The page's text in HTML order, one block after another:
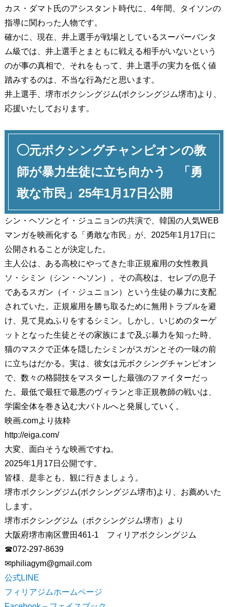
カス・ダマト氏のアシスタント時代に、4年間、タイソンの
指導に関わった人物です。
確かに、現在、井上選手が戦場としているスーパーバンタ
ム級では、井上選手とまともに戦える相手がいないという
のが事の真相で、それをもって、井上選手の実力を低く値
踏みするのは、不当な行為だと思います。
井上選手、堺市ボクシングジム(ボクシングジム堺市)より、
応援いたしております。
◯元ボクシングチャンピオンの教
師が暴力生徒に立ち向かう 「勇
敢な市民」25年1月17日公開
シン・ヘソンとイ・ジュニョンの共演で、韓国の人気WEB
マンガを映画化する「勇敢な市民」が、2025年1月17日に
公開されることが決定した。
主人公は、ある高校にやってきた非正規雇用の女性教員
ソ・シミン（シン・ヘソン）。その高校は、セレブの息子
であるスガン（イ・ジュニョン）という生徒の暴力に支配
されていた。正規雇用を勝ち取るために無用トラブルを避
け、見て見ぬふりをするシミン。しかし、いじめのターゲ
ットとなった生徒とその家族にまで及ぶ暴力を知った時、
猫のマスクで正体を隠したシミンがスガンとその一味の前
に立ちはだかる。実は、彼女は元ボクシングチャンピオン
で、数々の格闘技をマスターした最強のファイターだっ
た。最低で最狂で最悪のヴィランと非正規教師の戦いは、
学園全体を巻き込む大バトルへと発展していく。
映画.comより抜粋
http://eiga.com/
大変、面白そうな映画ですね。
2025年1月17日公開です。
皆様、是非とも、観に行きましょう。
堺市ボクシングジム(ボクシングジム堺市)より、お薦めいた
します。
堺市ボクシングジム（ボクシングジム堺市）より
大阪府堺市南区豊田461-1 フィリアボクシングジム
☎072-297-8639
✉︎philiagym@gmail.com
公式LINE
フィリアジムホームページ